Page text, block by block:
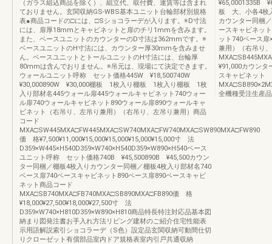
（ガラス組込商品を除く）、組立代、取付費、運賃等は含まれ
ておりません。玄関収納GS-WBS基本ユニット台輪部材別規格
表●商品コードの□には、□Sショコラーデが入ります。※D寸法
には、扉厚18mmとキャビネットと扉のチリ1mmを含みます。
また、ベースユニットのカウンターのD寸法は362mmです。※
ベースユニットのH寸法には、カウンター厚30mmを含みませ
ん。ベースユニットとトールユニットのH寸法には、台輪厚
80mmは含んでおりません。※吊元は、現場にて決定できます。
ウォールユニット呼称 セット価格445W ¥18,500740W
¥30,000890W ¥30,000棚板 1枚入り棚板 1枚入り棚板 1枚
入り部材名445ウォール扉445ウォールキャビネット740ウォー
ル扉740ウォールキャビネット890ウォール扉890ウォールキャ
ビネット（右吊り、左吊り兼用）（右吊り、左吊り兼用）商品
コード
MXA□SW445MXA□FW445MXA□SW740MXA□FW740MXA□SW890MXA□FW890
価 格¥7,500¥11,000¥15,000¥15,000¥15,000¥15,000寸 法
D359×W445×H540D359×W740×H540D359×W890×H540ベース
ユニット呼称 セット価格740B ¥45,500890B ¥45,500カウン
ター同梱／棚板4枚入りカウンター同梱／棚板4枚入り部材名740
ベース扉740ベースキャビネット890ベース扉890ベースキャビ
ネット商品コード
MXA□SB740MXA□FB740MXA□SB890MXA□FB890価 格
¥18,000¥27,500¥18,000¥27,500寸 法
D359×W740×H810D359×W890×H810商品特長特注対応品基本図
納まり図発注書お手入れ方法リビング建材のご紹介住宅性能表
示用語解説索引ショコラーデ（S色）設定品玄関収納可動間仕切
りクローゼット有償部品室内ドア規格表室内引戸共通収納
¥65,0001335B
板 大、小各4枚
カウンター同梱
ースキャビネッ
ット740ベース
兼用）（右吊り
¥91,000カウンタ
スキャビネット
全機種受注生産